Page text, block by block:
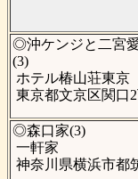
◎沖ケンジと二宮
(3)
ホテル椿山荘東京
東京都文京区関口2
◎森口家(3)
一軒家
神奈川県横浜市都